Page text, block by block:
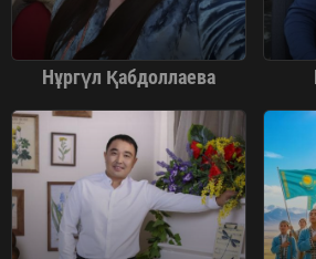
Нұргүл Қабдоллаева